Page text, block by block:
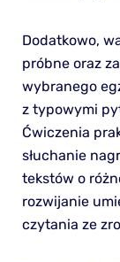
Dodatkowo,
próbne oraz
wybranego
z typowymi
Ćwiczenia
słuchanie
tekstów o
rozwijanie
czytania ze